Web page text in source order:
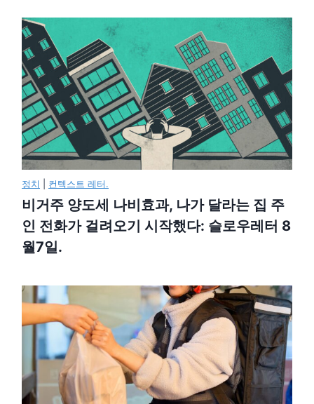
정치 컨텍스트 레터.
비거주 양도세 나비효과, 나가 달라는 집 주
인 전화가 걸려오기 시작했다: 슬로우레터 8
월7일.